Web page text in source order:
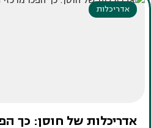
אדריכלות
אדריכלות של חוסן: כך